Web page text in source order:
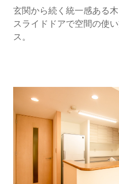
玄関から続く統一感ある
スライドドアで空間の使
ス。